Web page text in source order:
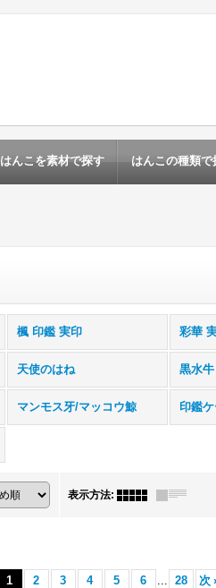
はんこを素材で探す はんこの種類で
楓 印鑑 実印 彩華
天使のはね 黒水
マンモス牙/マッコウ鯨 印鑑
表示方法:
1 2 3 4 5 6 ... 28 次